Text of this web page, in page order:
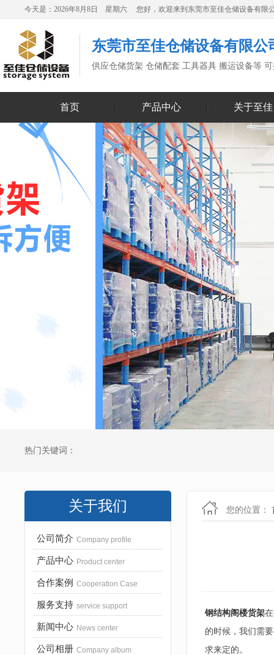
今天是：2026年8月8日 星期六 您好，欢迎来到东莞市至佳仓储设备有限
东莞市至佳仓储设备有限公
供应仓储货架 仓储配套 工具器具 搬运设备等
首页 产品中心 关于至佳
热门关键词：
关于我们
公司简介 Company profile
产品中心 Product center
合作案例 Cooperation Case
服务支持 service support
新闻中心 News center
公司相册 Company album
您的位置：
钢结构阁楼货架
的时候，我们需
求来定的。